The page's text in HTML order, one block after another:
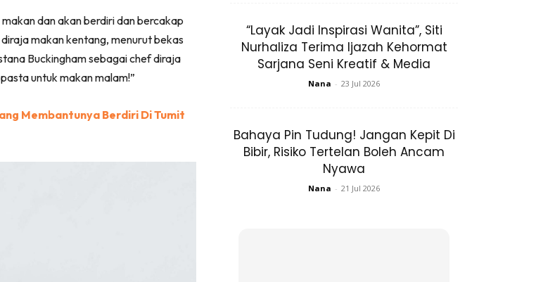
dan akan berdiri dan bercakap
makan kentang, menurut bekas
Buckingham sebagai chef diraja
untuk makan malam!”
Membantunya Berdiri Di Tumit
“Layak Jadi Inspirasi Wanita”, Siti
Nurhaliza Terima Ijazah Kehormat
Sarjana Seni Kreatif & Media
Nana - 23 Jul 2026
Bahaya Pin Tudung! Jangan Kepit Di
Bibir, Risiko Tertelan Boleh Ancam
Nyawa
Nana - 21 Jul 2026